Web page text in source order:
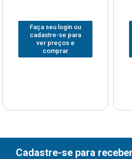
Faça seu login ou
cadastre-se para
ver preços e
comprar
Cadastre-se para